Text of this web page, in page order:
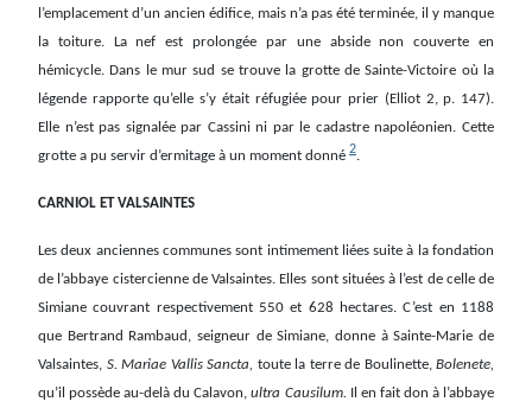
l’emplacement d’un ancien édifice, mais n’a pas été terminée, il y manque
la toiture. La nef est prolongée par une abside non couverte en
hémicycle. Dans le mur sud se trouve la grotte de Sainte-Victoire où la
légende rapporte qu’elle s’y était réfugiée pour prier (Elliot 2, p. 147).
Elle n’est pas signalée par Cassini ni par le cadastre napoléonien. Cette
grotte a pu servir d’ermitage à un moment donné 2.
CARNIOL ET VALSAINTES
Les deux anciennes communes sont intimement liées suite à la fondation
de l’abbaye cistercienne de Valsaintes. Elles sont situées à l’est de celle de
Simiane couvrant respectivement 550 et 628 hectares. C’est en 1188
que Bertrand Rambaud, seigneur de Simiane, donne à Sainte-Marie de
Valsaintes, S. Mariae Vallis Sancta, toute la terre de Boulinette, Bolenete,
qu’il possède au-delà du Calavon,ultra Causilum.
Il en fait don à l’abbaye